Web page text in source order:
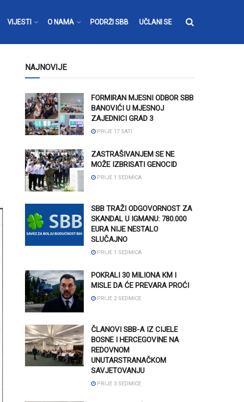
VIJESTI O NAMA PODRŽI SBB UČLANI SE
NAJNOVIJE
FORMIRAN MJESNI ODBOR SBB
BANOVIĆI U MJESNOJ
ZAJEDNICI GRAD 3
PRIJE 17 SATI
ZASTRAŠIVANJEM SE NE
MOŽE IZBRISATI GENOCID
PRIJE 1 SEDMICA
SBB TRAŽI ODGOVORNOST ZA
SKANDAL U IGMANU: 780.000
EURA NIJE NESTALO
SLUČAJNO
PRIJE 1 SEDMICA
POKRALI 30 MILIONA KM I
MISLE DA ĆE PREVARA PROĆI
PRIJE 2 SEDMICE
ČLANOVI SBB-A IZ CIJELE
BOSNE I HERCEGOVINE NA
REDOVNOM
UNUTARSTRANAČKOM
SAVJETOVANJU
PRIJE 3 SEDMICE